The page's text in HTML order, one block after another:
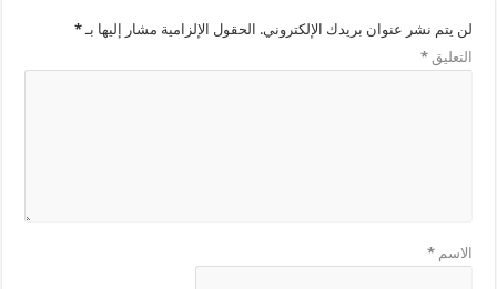
لن يتم نشر عنوان بريدك الإلكتروني. الحقول الإلزامية مشار إليها بـ*
التعليق*
الاسم*